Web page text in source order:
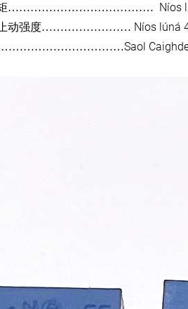
…………………………………
Níos
动强度…………………… Níos lúná
Saol